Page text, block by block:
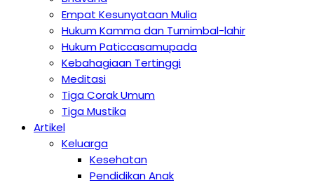
Empat Kesunyataan Mulia
Hukum Kamma dan Tumimbal-lahir
Hukum Paticcasamupada
Kebahagiaan Tertinggi
Meditasi
Tiga Corak Umum
Tiga Mustika
Artikel
Keluarga
Kesehatan
Pendidikan Anak